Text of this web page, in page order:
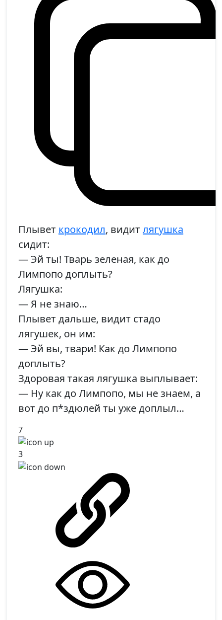
Плывет крокодил, видит лягушка
сидит:
— Эй ты! Тварь зеленая, как до
Лимпопо доплыть?
Лягушка:
— Я не знаю…
Плывет дальше, видит стадо
лягушек, он им:
— Эй вы, твари! Как до Лимпопо
доплыть?
Здоровая такая лягушка выплывает:
— Ну как до Лимпопо, мы не знаем, а
вот до п*здюлей ты уже доплыл…
7
3